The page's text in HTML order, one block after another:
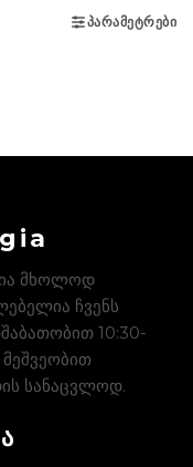
ᲞᲐᲠᲐᲛᲔᲢᲠᲔᲑᲘ
მხოლოდ
ჩვენს
10:30-
სანაცვლოდ.